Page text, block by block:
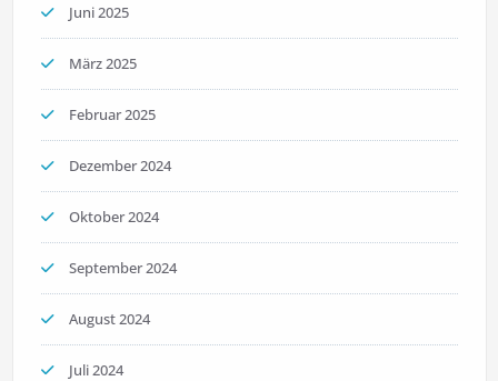
Juni 2025
März 2025
Februar 2025
Dezember 2024
Oktober 2024
September 2024
August 2024
Juli 2024